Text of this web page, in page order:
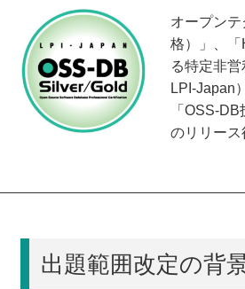
オープン
格）」、
る特定非
LPI-Japan
「OSS-
のリリース
出題範囲改定の背